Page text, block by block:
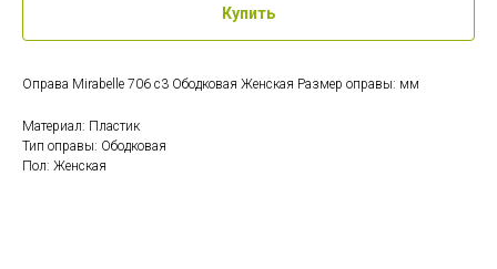
Купить
Оправа Mirabelle 706 c3 Ободковая Женская Размер оправы: мм
Материал: Пластик
Тип оправы: Ободковая
Пол: Женская